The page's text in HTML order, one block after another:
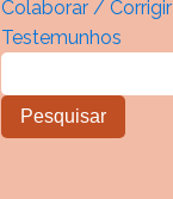
Colaborar / Corrigir
Testemunhos